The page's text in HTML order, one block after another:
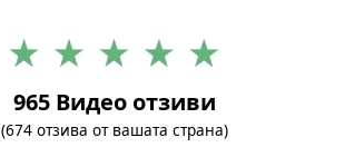
965 Видео отзиви
(674 отзива от вашата страна)